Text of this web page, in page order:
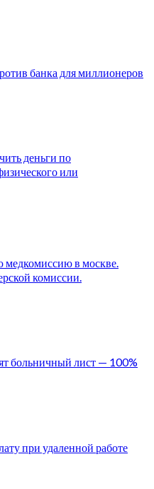
банка для миллионеров
деньги по
или
в москве.
комиссии.
больничный лист — 100%
при удаленной работе